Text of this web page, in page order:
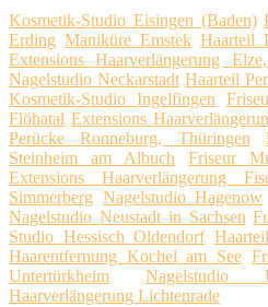
Kosmetik-Studio Eisingen (Baden)
Erding Maniküre Emstek Haarteil
Extensions Haarverlängerung
Nagelstudio Neckarstadt Haarteil
Kosmetik-Studio Ingelfingen
Flöhatal Extensions
Perücke Ronneburg, Thüringen
Steinheim am Albuch
Friseur
Extensions Haarverlängerung
Simmerberg Nagelstudio Hagenow
Nagelstudio Neustadt in Sachsen
Studio Hessisch Oldendorf
Haarentfernung Kochel am See
Untertürkheim
Nagelstudio
Haarverlängerung Lichtenrade